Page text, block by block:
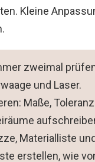
Kleine
zweimal
und Laser.
Maße,
Materialliste und
erstellen, wie